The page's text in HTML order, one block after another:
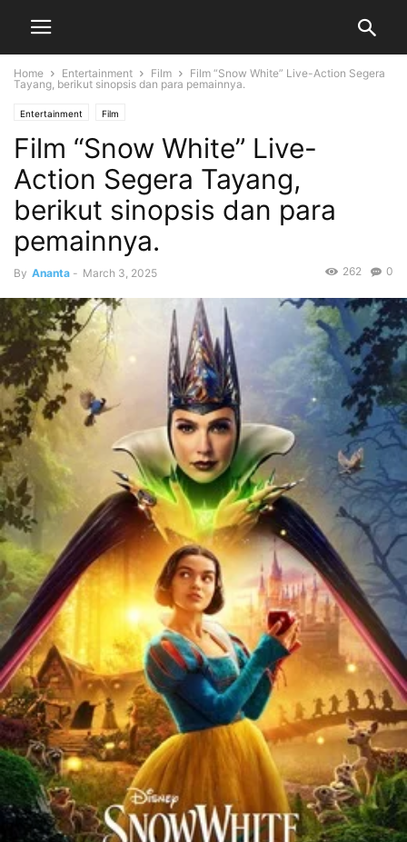
Home Entertainment Film
Film “Snow White” Live-Action Segera
Tayang, berikut sinopsis dan para pemainnya.
Entertainment Film
Film “Snow White” Live-
Action Segera Tayang,
berikut sinopsis dan para
pemainnya.
By Ananta - March 3, 2025 0
262